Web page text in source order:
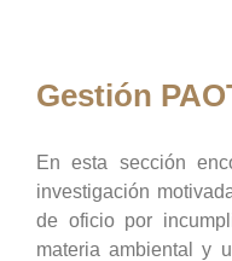
Gestión
En esta sección
investigación
de oficio por
materia ambiental y